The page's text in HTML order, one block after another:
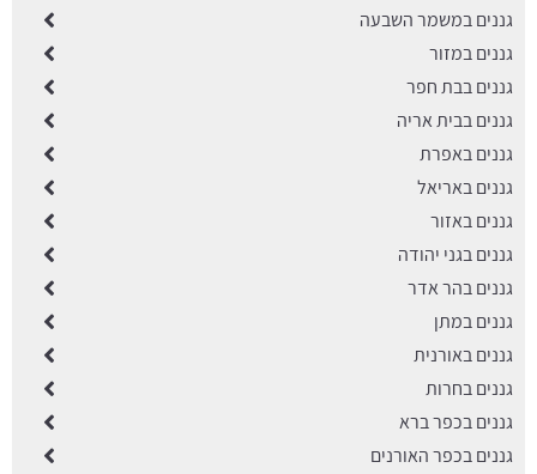
גננים במשמר השבעה
גננים במזור
גננים בבת חפר
גננים בבית אריה
גננים באפרת
גננים באריאל
גננים באזור
גננים בגני יהודה
גננים בהר אדר
גננים במתן
גננים באורנית
גננים בחרות
גננים בכפר ברא
גננים בכפר האורנים